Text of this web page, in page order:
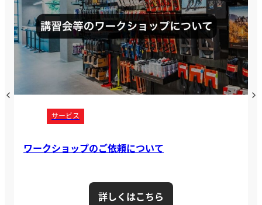
お知らせ
メンテナンスのご依頼はWebよりご予約をお願いい
もっと詳しく